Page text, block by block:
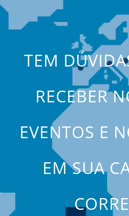
TEM
RECEBER
EVENTOS E
EM SUA